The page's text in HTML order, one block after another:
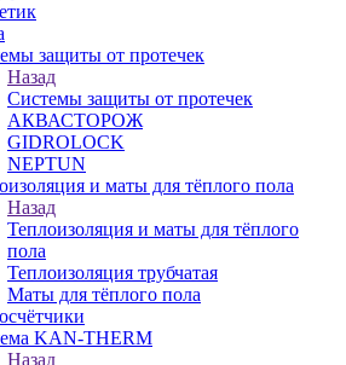
защиты от протечек
Назад
Системы защиты от протечек
АКВАСТОРОЖ
GIDROLOCK
NEPTUN
и маты для тёплого пола
Назад
Теплоизоляция и маты для тёплого
пола
Теплоизоляция трубчатая
Маты для тёплого пола
KAN-THERM
Назад